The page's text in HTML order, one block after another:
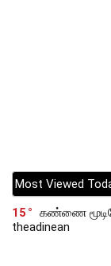
Most Viewed
15
கண்ணை
theadinean